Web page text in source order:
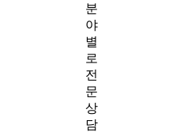
분
야
별
로
전
문
상
담